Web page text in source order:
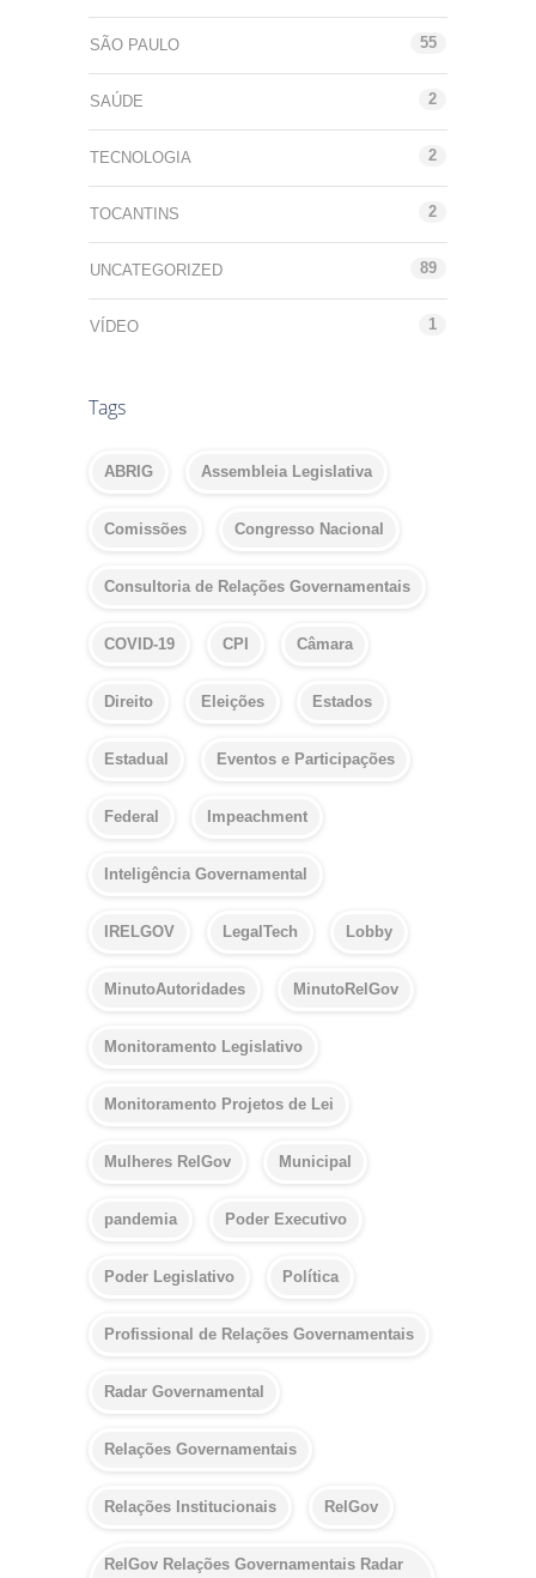
SÃO PAULO 55
SAÚDE 2
TECNOLOGIA 2
TOCANTINS 2
UNCATEGORIZED 89
VÍDEO 1
Tags
ABRIG Assembleia Legislativa
Comissões Congresso Nacional
Consultoria de Relações Governamentais
COVID-19 CPI Câmara
Direito Eleições Estados
Estadual Eventos e Participações
Federal Impeachment
Inteligência Governamental
IRELGOV LegalTech Lobby
MinutoAutoridades MinutoRelGov
Monitoramento Legislativo
Monitoramento Projetos de Lei
Mulheres RelGov Municipal
pandemia Poder Executivo
Poder Legislativo Política
Profissional de Relações Governamentais
Radar Governamental
Relações Governamentais
Relações Institucionais RelGov
RelGov Relações Governamentais Radar